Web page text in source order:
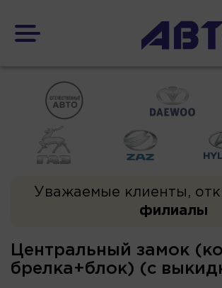
Уважаемые клиенты,
филиалы
Центральный замок
брелка+блок) (с